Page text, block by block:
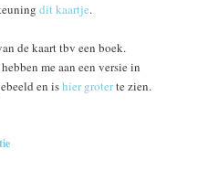
dit kaartje.
de kaart tbv een boek.
me aan een versie in
en ishier groterte zien.